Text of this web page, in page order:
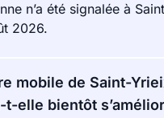
n’a été signalée à
2026.
mobile de Saint-
t-elle bientôt